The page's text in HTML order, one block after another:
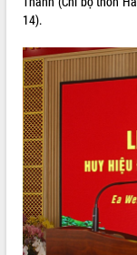
mặt Đoàn chuyên gia y tế
Minh
Lễ truy điệu và an táng
tại Nghĩa trang Liệt sĩ xã
Bàn giải pháp tháo gỡ
xuất khẩu sầu riêng và
định EUDR
Thứ trưởng Bộ Nông
trường Nguyễn Hoàng
vùng trồng và doanh
sầu riêng tại Đắk Lắk
Trình diễn nghệ thuật chế
món ăn từ sầu riêng
Hôm nay:
Tất cả:
66054886
14).